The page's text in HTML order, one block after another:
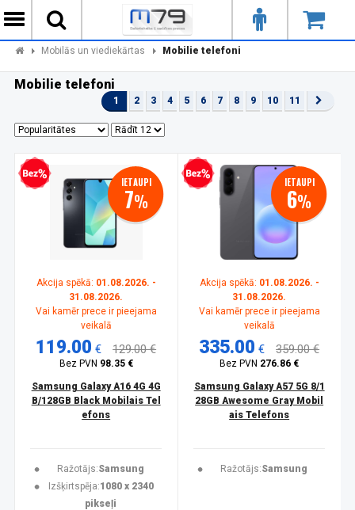
Mobilās un viediekārtas Mobilie telefoni
Mobilie telefoni
1 2 3 4 5 6 7 8 9 10 11
kredīts IETAUPI
7%
Akcija spēkā: 01.08.2026. -
31.08.2026.
Vai kamēr prece ir pieejama
veikalā
119.00 € 129.00 €
Bez PVN 98.35 €
Samsung Galaxy A16 4G 4G
B/128GB Black Mobilais Tel
efons
Ražotājs:Samsung
Izšķirtspēja:1080 x 2340
pikseļi
Bezprocentu kredīts IETAUPI
6%
Akcija spēkā: 01.08.2026. -
31.08.2026.
Vai kamēr prece ir pieejama
veikalā
335.00 € 359.00 €
Bez PVN 276.86 €
Samsung Galaxy A57 5G 8/1
28GB Awesome Gray Mobil
ais Telefons
Ražotājs:Samsung